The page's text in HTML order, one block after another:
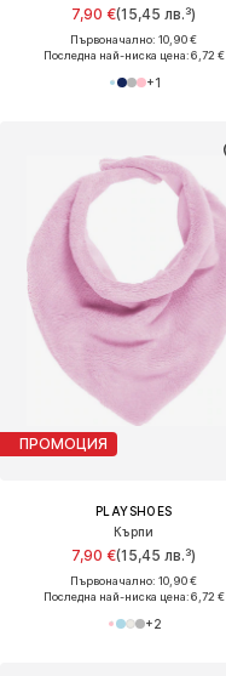
7,90 €(15,45 лв.³)
Първоначално: 10,90 €
Последна най-ниска цена:6,72 €
+1
ПРОМОЦИЯ
PLAYSHOES
Кърпи
7,90 €(15,45 лв.³)
Първоначално: 10,90 €
Последна най-ниска цена:6,72 €
+2